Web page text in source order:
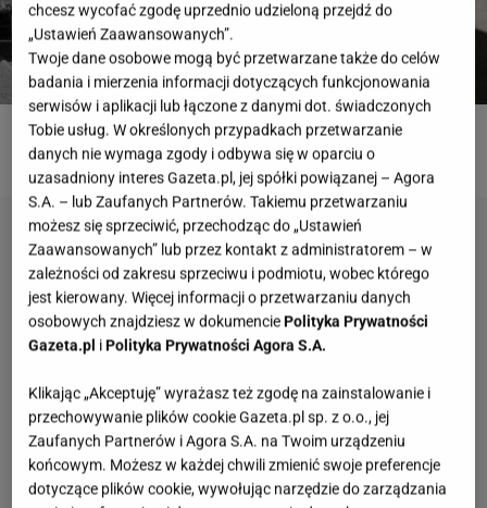
ROZWIĄŻ QUIZ
chcesz wycofać zgodę uprzednio udzieloną przejdź do
„Ustawień Zaawansowanych”.
Twoje dane osobowe mogą być przetwarzane także do celów
badania i mierzenia informacji dotyczących funkcjonowania
serwisów i aplikacji lub łączone z danymi dot. świadczonych
Tobie usług. W określonych przypadkach przetwarzanie
danych nie wymaga zgody i odbywa się w oparciu o
uzasadniony interes Gazeta.pl, jej spółki powiązanej – Agora
S.A. – lub Zaufanych Partnerów. Takiemu przetwarzaniu
możesz się sprzeciwić, przechodząc do „Ustawień
Zaawansowanych” lub przez kontakt z administratorem – w
zależności od zakresu sprzeciwu i podmiotu, wobec którego
jest kierowany. Więcej informacji o przetwarzaniu danych
osobowych znajdziesz w dokumenciePolityka Prywatności
Gazeta.pl iPolityka Prywatności Agora S.A.
Klikając „Akceptuję” wyrażasz też zgodę na zainstalowanie i
przechowywanie plików cookie Gazeta.pl sp. z o.o., jej
Zaufanych Partnerów i Agora S.A. na Twoim urządzeniu
końcowym. Możesz w każdej chwili zmienić swoje preferencje
dotyczące plików cookie, wywołując narzędzie do zarządzania